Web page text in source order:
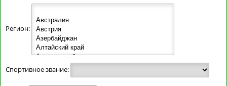
Регион:
Спортивное звание: